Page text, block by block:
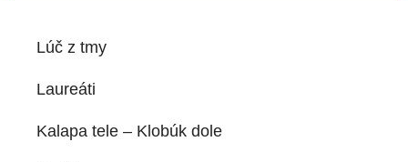
Lúč z tmy
Laureáti
Kalapa tele – Klobúk dole